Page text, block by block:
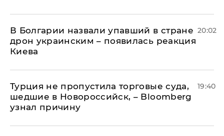
В Болгарии назвали упавший в стране
дрон украинским – появилась реакция
Киева
20:02
Турция не пропустила торговые суда,
шедшие в Новороссийск, – Bloomberg
узнал причину
19:40